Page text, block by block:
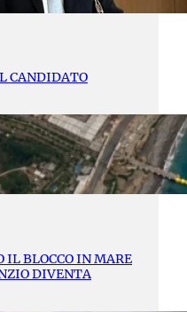
CANDIDATO
IL BLOCCO IN MARE
DIVENTA